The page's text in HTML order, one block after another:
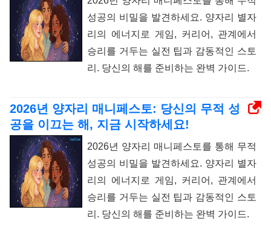
성공의 비밀을 발견하세요. 양자리 별자
리의 에너지로 게임, 커리어, 관계에서
승리를 거두는 실전 팁과 감동적인 스토
리. 당신의 해를 준비하는 완벽 가이드.
2026년 양자리 매니페스토: 당신의 무적 성
공을 이끄는 해, 지금 시작하세요!
2026년 양자리 매니페스토를 통해 무적
성공의 비밀을 발견하세요. 양자리 별자
리의 에너지로 게임, 커리어, 관계에서
승리를 거두는 실전 팁과 감동적인 스토
리. 당신의 해를 준비하는 완벽 가이드.